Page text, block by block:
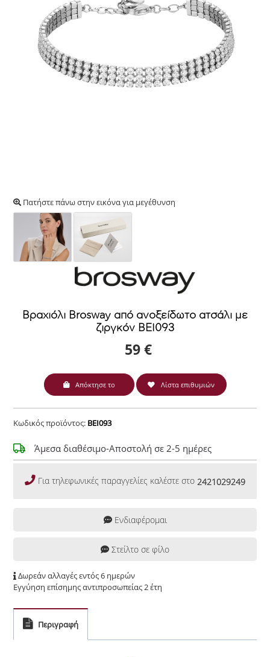
Πατήστε πάνω στην εικόνα για μεγέθυνση
Βραχιόλι Brosway από ανοξείδωτο ατσάλι με
ζιργκόν BEI093
59 €
Απόκτησε το Λίστα επιθυμιών
Κωδικός προϊόντος: BEI093
Άμεσα διαθέσιμο-Αποστολή σε 2-5 ημέρες
Για τηλεφωνικές παραγγελίες καλέστε στο 2421029249
Ενδιαφέρομαι
Στείλτο σε φίλο
Δωρεάν αλλαγές εντός 6 ημερών
Εγγύηση επίσημης αντιπροσωπείας 2 έτη
Περιγραφή